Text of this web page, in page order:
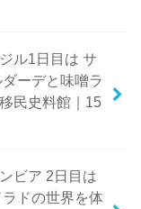
ル1日目は サ
ーデと味噌ラ
民史料館｜15
ビア 2日目は
ドの世界を体